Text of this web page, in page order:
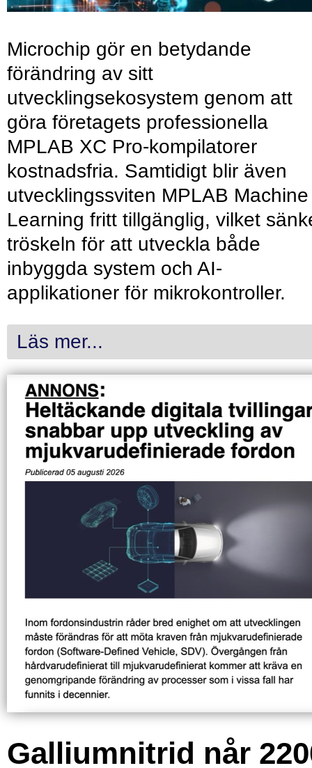
Microchip gör en betydande
förändring av sitt
utvecklingsekosystem genom att
göra företagets professionella
MPLAB XC Pro-kompilatorer
kostnadsfria. Samtidigt blir även
utvecklingssviten MPLAB Machine
Learning fritt tillgänglig, vilket
tröskeln för att utveckla både
inbyggda system och AI-
applikationer för mikrokontroller.
Läs mer...
Galliumnitrid når